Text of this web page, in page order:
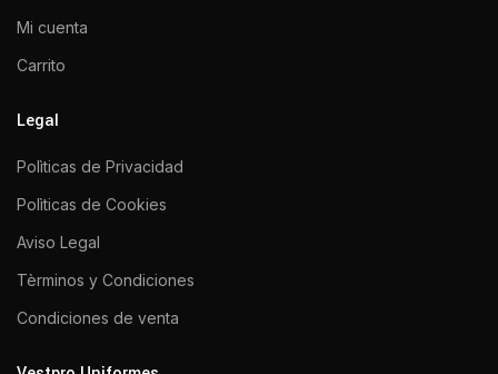
Mi cuenta
Carrito
Legal
Polìticas de Privacidad
Polìticas de Cookies
Aviso Legal
Tèrminos y Condiciones
Condiciones de venta